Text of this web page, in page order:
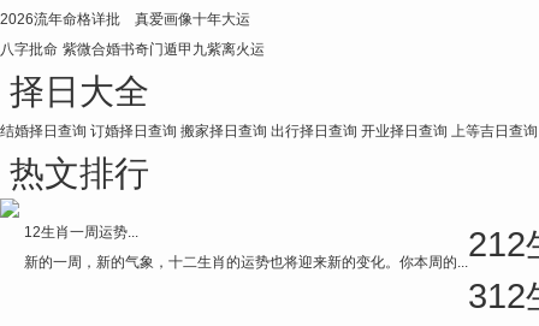
2026流年命格详批 真爱画像十年大运
八字批命 紫微合婚书奇门遁甲 九紫离火运
择日大全
结婚择日查询 订婚择日查询 搬家择日查询 出行择日查询 开业择日查询 上等吉日查询
热文排行
12生肖一周运势...
新的一周，新的气象，十二生肖的运势也将迎来新的变化。你本周的...212
312